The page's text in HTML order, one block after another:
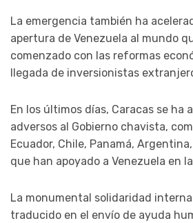
La emergencia también ha
apertura de Venezuela al mundo
comenzado con las reformas
llegada de inversionistas
En los últimos días, Caracas se ha
adversos al Gobierno chavista,
Ecuador, Chile, Panamá,
que han apoyado a Venezuela en
La monumental solidaridad
traducido en el envío de ayuda